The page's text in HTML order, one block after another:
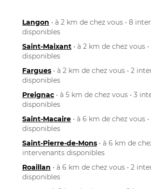
Langon • à 2 km de chez vous • 8
disponibles
Saint-Maixant • à 2 km de chez vous
disponibles
Fargues • à 2 km de chez vous • 2
disponibles
Preignac • à 5 km de chez vous • 3
disponibles
Saint-Macaire • à 6 km de chez vous
disponibles
Saint-Pierre-de-Mons • à 6 km de
intervenants disponibles
Roaillan • à 6 km de chez vous • 2
disponibles